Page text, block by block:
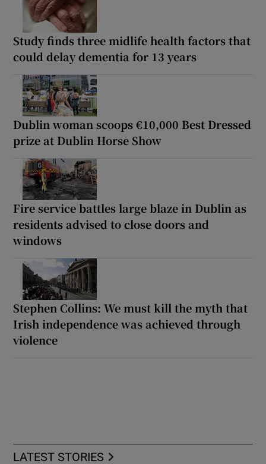
Study finds three midlife health factors that
could delay dementia for 13 years
Dublin woman scoops €10,000 Best Dressed
prize at Dublin Horse Show
Fire service battles large blaze in Dublin as
residents advised to close doors and
windows
Stephen Collins: We must kill the myth that
Irish independence was achieved through
violence
LATEST STORIES